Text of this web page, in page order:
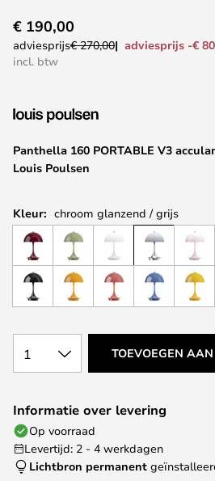
naar
het
de
gallerij
Panthella 160 PORTABLE V3
Louis Poulsen
€ 190,00
adviesprijs€ 270,00
adviesprijs -€
incl. btw
Kleur: chroom glanzend / grijs
1 TOEVOEGEN
Informatie over levering
Op voorraad
Levertijd: 2 - 4 werkdagen
Lichtbron permanent